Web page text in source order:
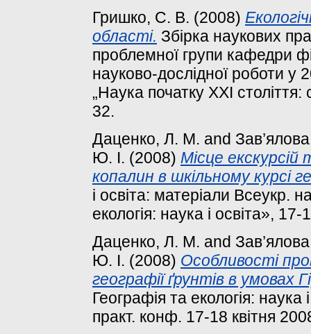
Гришко, С. В. (2008)
області. Збірка наукових
проблемної групи кафедри
науково-дослідної роботи у
„Наука початку XXI
32.
Даценко, Л. М. and
Ю. І. (2008) Місце екскурсій
копалин в шкільному курсі
і освіта: матеріали Всеукр.
екологія: наука і освіта»,
Даценко, Л. М. and
Ю. І. (2008) Особливості
географії ґрунтів в
Географія та екологія: наука
практ. конф. 17-18 квітня